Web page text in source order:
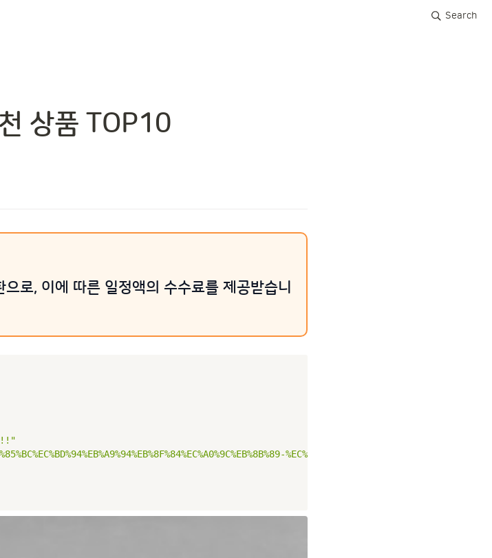
Search
상품 TOP10
로, 이에 따른 일정액의 수수료를 제공받습니
!!"
%EC%9D%B4%EB%AE%A8%ED%81%AC%EB%A6%BC-